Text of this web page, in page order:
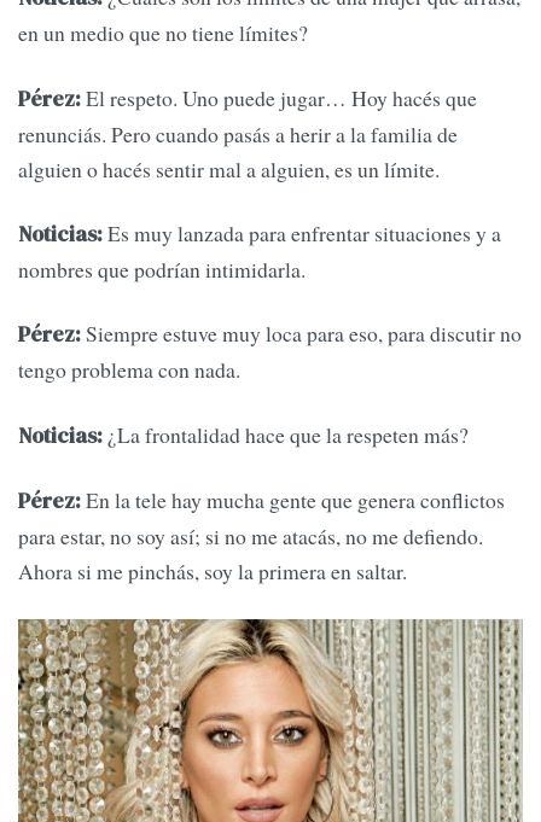
en un medio que no tiene límites?
Pérez:El respeto. Uno puede jugar… Hoy hacés que
renunciás. Pero cuando pasás a herir a la familia de
alguien o hacés sentir mal a alguien, es un límite.
Noticias:Es muy lanzada para enfrentar situaciones y a
nombres que podrían intimidarla.
Pérez:Siempre estuve muy loca para eso, para discutir no
tengo problema con nada.
Noticias: ¿La frontalidad hace que la respeten más?
Pérez:En la tele hay mucha gente que genera conflictos
para estar, no soy así; si no me atacás, no me defiendo.
Ahora si me pinchás, soy la primera en saltar.